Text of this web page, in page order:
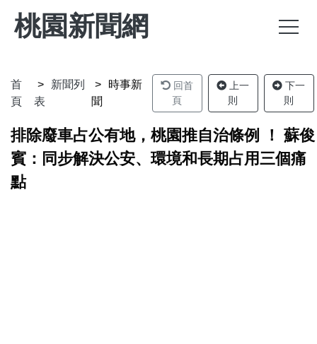
桃園新聞網
首
頁
新聞列
表
時事新
聞
回首
頁
上一
則
下一
則
排除廢車占公有地，桃園推自治條例 ！ 蘇俊
賓：同步解決公安、環境和長期占用三個痛
點